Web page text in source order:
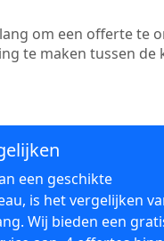
om een offerte te
te maken tussen
een geschikte
is het vergelijken
Wij bieden een